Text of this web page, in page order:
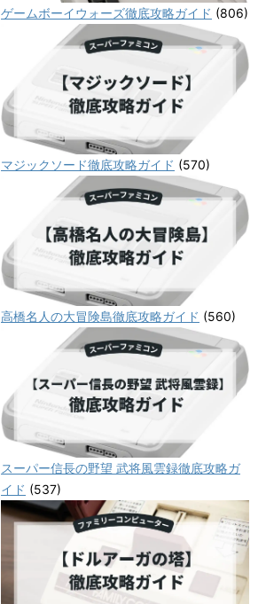
ゲームボーイウォーズ徹底攻略ガイド (806)
マジックソード徹底攻略ガイド (570)
高橋名人の大冒険島徹底攻略ガイド (560)
スーパー信長の野望 武将風雲録徹底攻略ガ
イド (537)